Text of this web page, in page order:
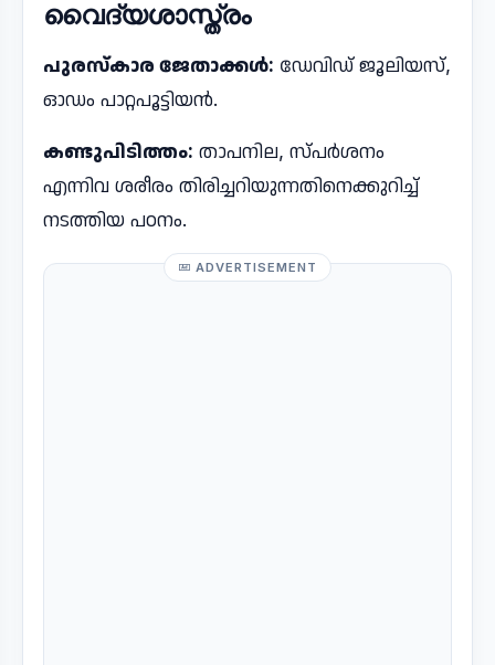
വൈദ്യശാസ്ത്രം
പുരസ്​കാര ​ജേതാക്കൾ: ഡേവിഡ് ജൂലിയസ്,
ഓഡം പാറ്റപൂട്ടിയൻ.
കണ്ടുപിടിത്തം: താപനില, സ്പര്‍ശനം
എന്നിവ ശരീരം തിരിച്ചറിയുന്നതിനെക്കുറിച്ച്
നടത്തിയ പഠനം.
ADVERTISEMENT